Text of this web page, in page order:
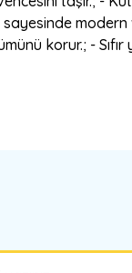
modern
korur.; - Sıfır